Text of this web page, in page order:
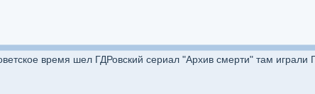
время шел ГДРовский сериал "Архив смерти" там играли